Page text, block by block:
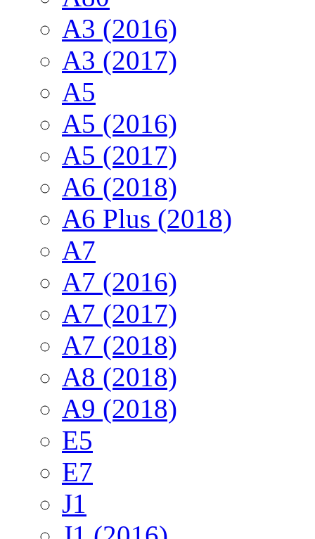
A3 (2016)
A3 (2017)
A5
A5 (2016)
A5 (2017)
A6 (2018)
A6 Plus (2018)
A7
A7 (2016)
A7 (2017)
A7 (2018)
A8 (2018)
A9 (2018)
E5
E7
J1